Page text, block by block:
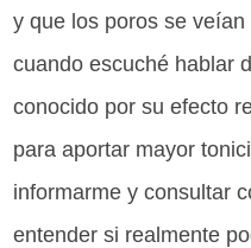
y que los poros se
cuando escuché hablar
conocido por su efecto
para aportar mayor
informarme y consultar
entender si realmente